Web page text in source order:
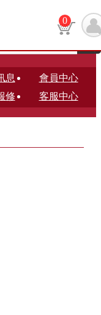
0
息
會員中心
修 客服中心